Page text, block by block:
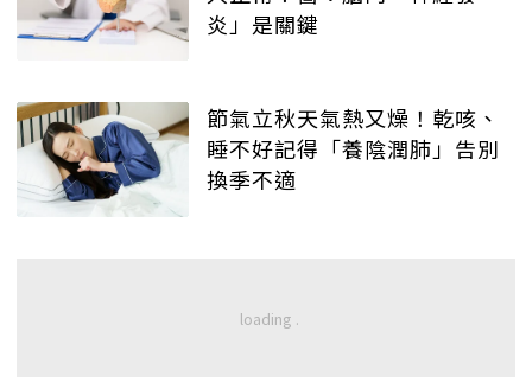
炎」是關鍵
節氣立秋天氣熱又燥！乾咳、
睡不好記得「養陰潤肺」告別
換季不適